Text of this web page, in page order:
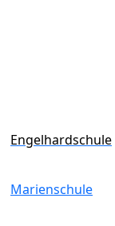
Engelhardschule
Marienschule